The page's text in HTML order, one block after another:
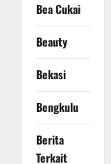
Bea Cukai
Beauty
Bekasi
Bengkulu
Berita
Terkait